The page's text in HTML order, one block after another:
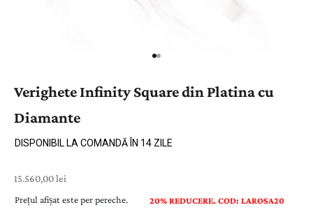
Verighete Infinity Square din Platina cu
Diamante
DISPONIBIL LA COMANDĂ ÎN 14 ZILE
Preț cu reducere
15.560,00 lei
Prețul afișat este per pereche.
20% REDUCERE. COD: LAROSA20